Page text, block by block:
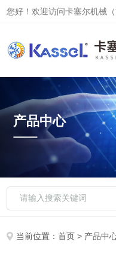
您好！欢迎访问卡塞尔机械
产品中心
当前位置：首页 > 产品中